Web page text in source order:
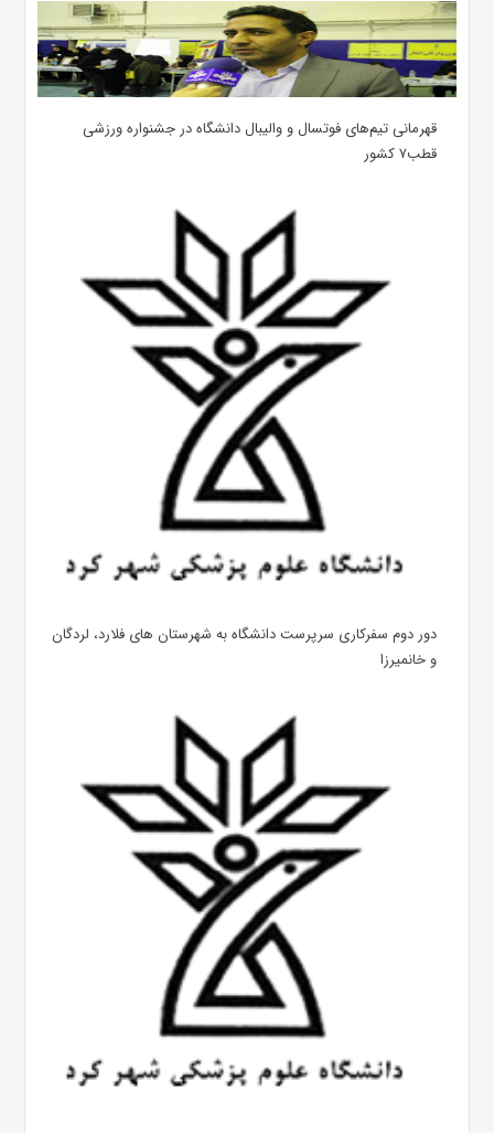
قهرمانی تیم‌های فوتسال و والیبال دانشگاه در جشنواره ورزشی
قطب۷ کشور
دور دوم سفرکاری سرپرست دانشگاه به شهرستان های فلارد، لردگان
و خانمیرزا